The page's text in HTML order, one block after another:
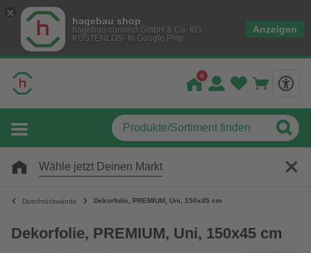
hagebau shop
hagebau connect GmbH & Co. KG
KOSTENLOS- In Google Play
Anzeigen
Wähle jetzt Deinen Markt
Duschrückwände Dekorfolie, PREMIUM, Uni, 150x45 cm
Dekorfolie, PREMIUM, Uni, 150x45 cm